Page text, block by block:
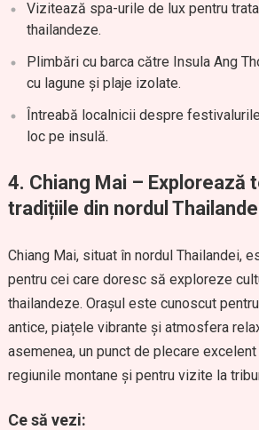
Vizitează spa-urile de lux pentru
thailandeze.
Plimbări cu barca către Insula Ang
cu lagune și plaje izolate.
Întreabă localnicii despre
loc pe insulă.
4. Chiang Mai – Explorează
tradițiile din nordul
Chiang Mai, situat în nordul Thailandei,
pentru cei care doresc să exploreze
thailandeze. Orașul este cunoscut
antice, piațele vibrante și atmosfera
asemenea, un punct de plecare
regiunile montane și pentru vizite la
Ce să vezi: